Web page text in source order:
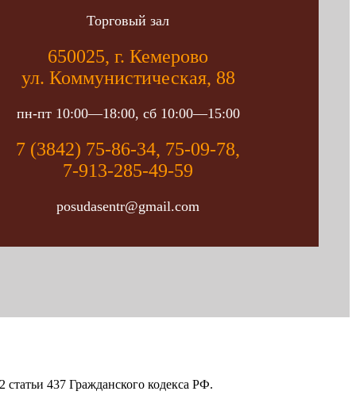
Торговый зал
650025, г. Кемерово
ул. Коммунистическая, 88
пн-пт 10:00—18:00, сб 10:00—15:00
7 (3842) 75-86-34, 75-09-78,
7-913-285-49-59
posudasentr@gmail.com
437 Гражданского кодекса РФ.